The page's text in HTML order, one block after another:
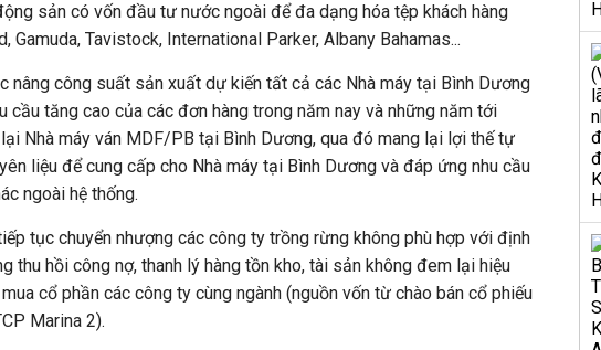
sản có vốn đầu tư nước ngoài để đa dạng hóa tệp khách hàng
Gamuda, Tavistock, International Parker, Albany Bahamas...
nâng công suất sản xuất dự kiến tất cả các Nhà máy tại Bình Dương
cầu tăng cao của các đơn hàng trong năm nay và những năm tới
Nhà máy ván MDF/PB tại Bình Dương, qua đó mang lại lợi thế tự
liệu để cung cấp cho Nhà máy tại Bình Dương và đáp ứng nhu cầu
ngoài hệ thống.
tục chuyển nhượng các công ty trồng rừng không phù hợp với định
thu hồi công nợ, thanh lý hàng tồn kho, tài sản không đem lại hiệu
cổ phần các công ty cùng ngành (nguồn vốn từ chào bán cổ phiếu
Marina 2).